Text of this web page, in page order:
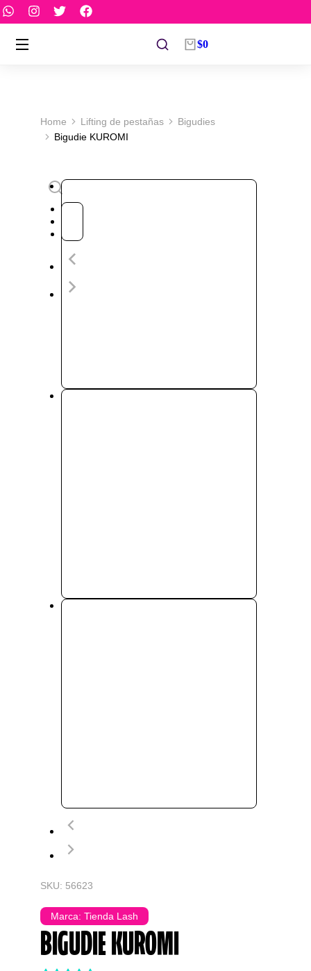
$0
You are here:
Home Lifting de pestañas
Bigudies
Bigudie KUROMI
SKU: 56623
Marca: Tienda Lash
BIGUDIE KUROMI